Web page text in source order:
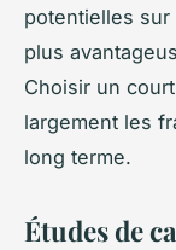
potentielles sur
plus
Choisir un
largement les
long terme.
Études de